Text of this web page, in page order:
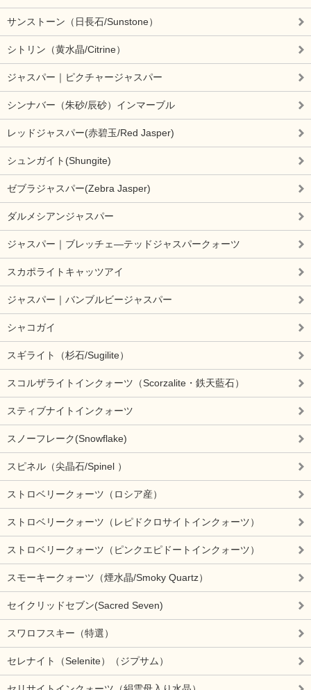
サンストーン（日長石/Sunstone）
シトリン（黄水晶/Citrine）
ジャスパー｜ピクチャージャスパー
シンナバー（朱砂/辰砂）インマーブル
レッドジャスパー(赤碧玉/Red Jasper)
シュンガイト(Shungite)
ゼブラジャスパー(Zebra Jasper)
ダルメシアンジャスパー
ジャスパー｜ブレッチェ―テッドジャスパークォーツ
スカポライトキャッツアイ
ジャスパー｜バンブルビージャスパー
シャコガイ
スギライト（杉石/Sugilite）
スコルザライトインクォーツ（Scorzalite・鉄天藍石）
スティブナイトインクォーツ
スノーフレーク(Snowflake)
スピネル（尖晶石/Spinel ）
ストロベリークォーツ（ロシア産）
ストロベリークォーツ（レピドクロサイトインクォーツ）
ストロベリークォーツ（ピンクエピドートインクォーツ）
スモーキークォーツ（煙水晶/Smoky Quartz）
セイクリッドセブン(Sacred Seven)
スワロフスキー（特選）
セレナイト（Selenite）（ジプサム）